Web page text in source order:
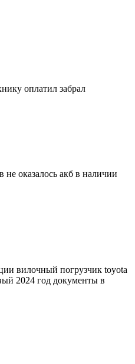
оплатил забрал
оказалось акб в наличии
вилочный погрузчик toyota
2024 год документы в